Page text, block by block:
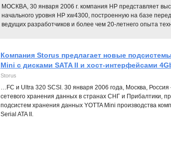
МОСКВА, 30 января 2006 г. компания HP представляет
начального уровня HP xw4300, построенную на базе
ведущих разработчиков и более чем 20-летнего опыта
Компания Storus предлагает новые
Mini с дисками SATA II и хост-интерфейсами
Storus
…FC и Ultra 320 SCSI. 30 января 2006 года, Москва,
сетевого хранения данных в странах СНГ и Прибалтики,
подсистем хранения данных YOTTA Mini производства
Serial ATA II.